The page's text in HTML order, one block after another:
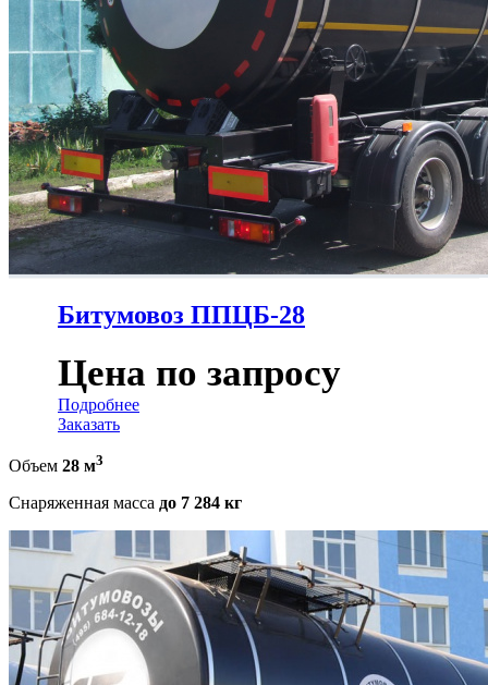
Битумовоз ППЦБ-28
Цена по запросу
Подробнее
Заказать
Объем 28 м3
Снаряженная масса до 7 284 кг